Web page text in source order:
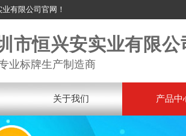
有限公司官网！
市恒兴安实业有限公
业标牌生产制造商
关于我们 产品中